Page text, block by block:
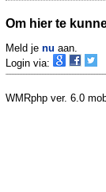
Om hier te
Meld je nu aan.
Login via:
WMRphp ver. 6.0